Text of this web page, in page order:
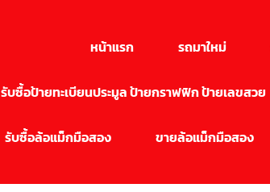
หน้าแรก รถมาใหม่
รับซื้อป้ายทะเบียนประมูล ป้ายกราฟฟิก ป้ายเลขสวย
รับซื้อล้อแม็กมือสอง ขายล้อแม็กมือสอง